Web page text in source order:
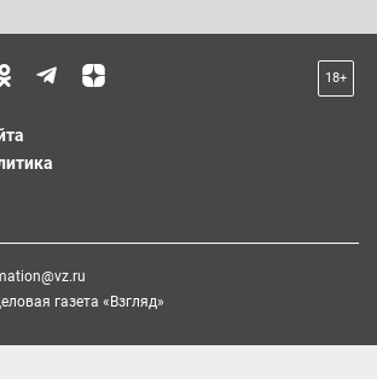
18+
газета «Взгляд»